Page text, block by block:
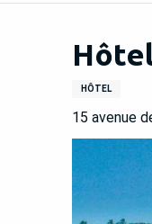
HÔTEL
15 avenue